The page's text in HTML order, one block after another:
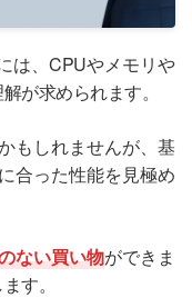
は、CPUやメモリや
が求められます。
もしれませんが、基
合った性能を見極め
ない買い物ができま
す。